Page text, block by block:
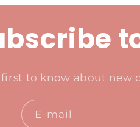
first to know about new
E‑mail